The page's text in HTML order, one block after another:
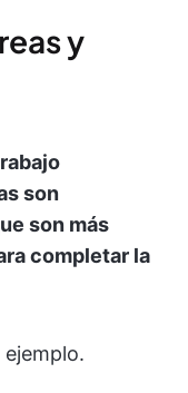
y
son
son más
completar la